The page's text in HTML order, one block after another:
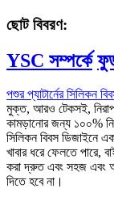
ছোট বিবরণ:
YSC সম্পর্কে
পশুর প্যাটার্নের সিলিকন
মুক্ত, আরও টেকসই,
কামড়ানোর জন্য ১০০%
সিলিকন বিবস ডিজাইনে
খাবার ধরে ফেলতে পারে,
করা দ্রুত এবং সহজ এবং
দিতে হবে না।